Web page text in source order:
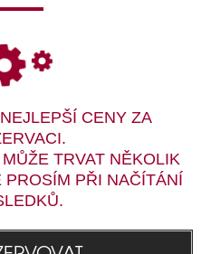
CENY ZA
TRVAT NĚKOLIK
PŘI NAČÍTÁNÍ